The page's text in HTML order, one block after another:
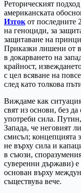
Реторическият
американската
Изток от последните
на геноциди, за
защитаване на
Приказки лишени от
в докарването на
крайност,
с цел всяване на
след като толкова
Виждаме как
свят из основи, без
употреби сила.
Запада, че неговият
смисъл; концепцията
не върху сила и
в съюзи,
суверенни държави) е
основан върху
съществува вече.